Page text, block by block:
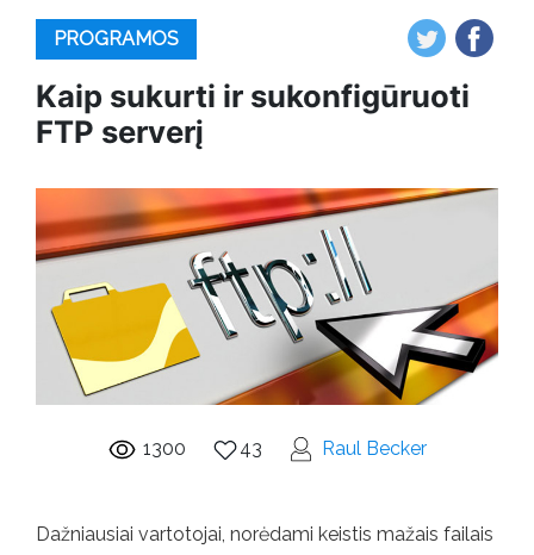
PROGRAMOS
Kaip sukurti ir sukonfigūruoti
FTP serverį
1300 43 Raul Becker
Dažniausiai vartotojai, norėdami keistis mažais failais